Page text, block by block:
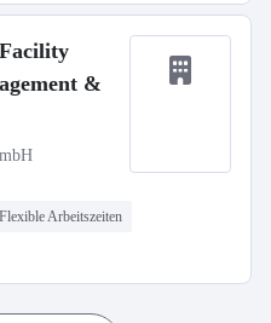
&
Flexible Arbeitszeiten